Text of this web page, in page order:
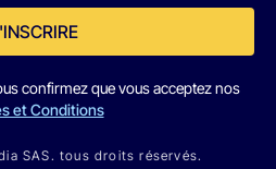
confirmez que vous acceptez nos
et Conditions
SAS. tous droits réservés.